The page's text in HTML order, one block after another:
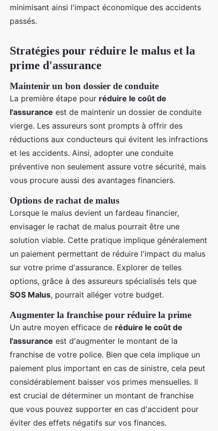
minimisant ainsi l'impact économique des accidents
passés.
Stratégies pour réduire le malus et la
prime d'assurance
Maintenir un bon dossier de conduite
La première étape pour réduire le coût de
l'assurance est de maintenir un dossier de conduite
vierge. Les assureurs sont prompts à offrir des
réductions aux conducteurs qui évitent les infractions
et les accidents. Ainsi, adopter une conduite
préventive non seulement assure votre sécurité, mais
vous procure aussi des avantages financiers.
Options de rachat de malus
Lorsque le malus devient un fardeau financier,
envisager le rachat de malus pourrait être une
solution viable. Cette pratique implique généralement
un paiement permettant de réduire l'impact du malus
sur votre prime d'assurance. Explorer de telles
options, grâce à des assureurs spécialisés tels que
SOS Malus, pourrait alléger votre budget.
Augmenter la franchise pour réduire la prime
Un autre moyen efficace de réduire le coût de
l'assurance est d'augmenter le montant de la
franchise de votre police. Bien que cela implique un
paiement plus important en cas de sinistre, cela peut
considérablement baisser vos primes mensuelles. Il
est crucial de déterminer un montant de franchise
que vous pouvez supporter en cas d'accident pour
éviter des effets négatifs sur vos finances.